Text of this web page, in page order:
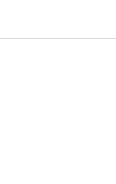
konten